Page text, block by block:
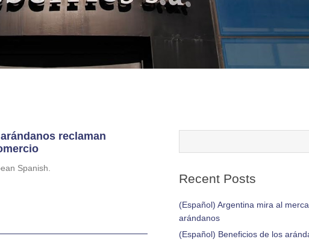
reclaman
Spanish.
Recent Posts
(Español) Argentina mira al
arándanos
(Español) Beneficios de los